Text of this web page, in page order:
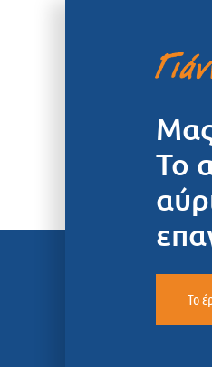
Το
Το